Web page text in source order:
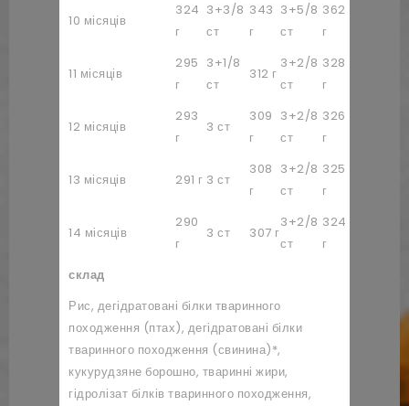
10 місяців
324
г
3+3/8
ст
343
г
3+5/8
ст
362
г
11 місяців
295
г
3+1/8
ст
312 г
3+2/8
ст
328
г
12 місяців
293
г
3 ст
309
г
3+2/8
ст
326
г
13 місяців 291 г 3 ст
308
г
3+2/8
ст
325
г
14 місяців
290
г
3 ст 307 г
3+2/8
ст
324
г
склад
Рис, дегідратовані білки тваринного
походження (птах), дегідратовані білки
тваринного походження (свинина)*,
кукурудзяне борошно, тваринні жири,
гідролізат білків тваринного походження,